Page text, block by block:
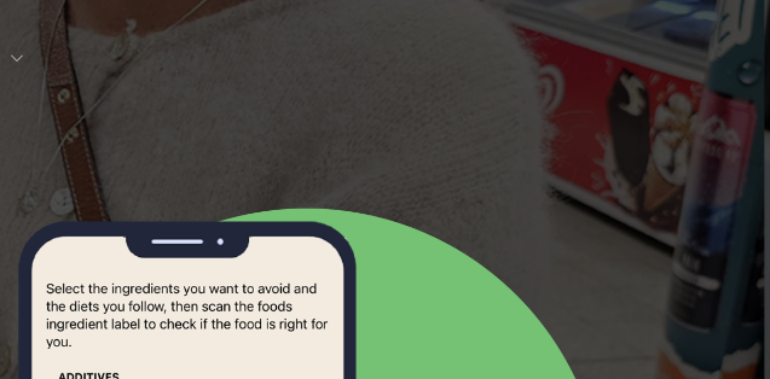
Malagasy
Maltese
Samoan
Scots Gaelic